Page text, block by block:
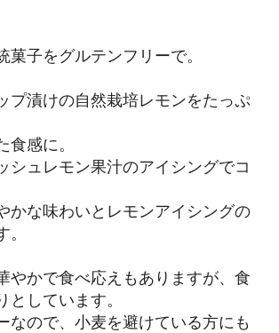
菓子をグルテンフリーで。
プ漬けの自然栽培レモンをたっぷ
食感に。
シュレモン果汁のアイシングでコ
かな味わいとレモンアイシングの
やかで食べ応えもありますが、食
としています。
なので、小麦を避けている方にも